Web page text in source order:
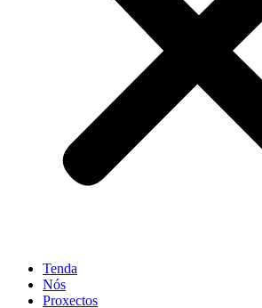
Tenda
Nós
Proxectos